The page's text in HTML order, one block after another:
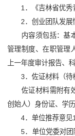
1．《吉林省优秀青
2．创业团队发展
内容须包括：基本
管理制度、在职管理
上一年度审计报告、
3．佐证材料（待校
佐证材料需附有效
创始人）身份证、学
4．单位推荐意见1
5．单位党委对团